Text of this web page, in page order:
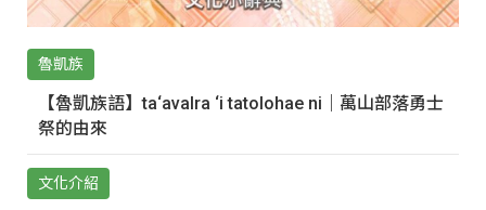
魯凱族
【魯凱族語】ta‘avalra ‘i tatolohae ni｜萬山部落勇士
祭的由來
文化介紹